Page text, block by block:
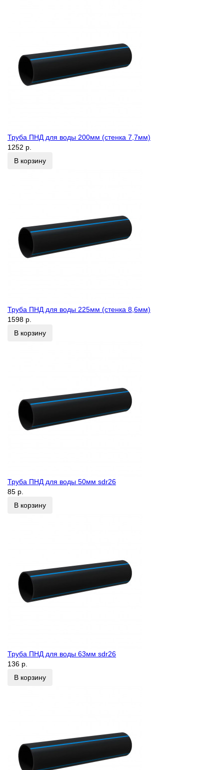
Труба ПНД для воды 200мм (стенка 7,7мм)
1252 р.
В корзину
Труба ПНД для воды 225мм (стенка 8,6мм)
1598 р.
В корзину
Труба ПНД для воды 50мм sdr26
85 р.
В корзину
Труба ПНД для воды 63мм sdr26
136 р.
В корзину